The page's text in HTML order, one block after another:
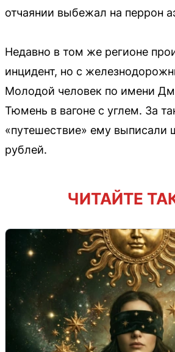
отчаянии выбежал на перрон
Недавно в том же регионе
инцидент, но с
Молодой человек по имени
Тюмень в вагоне с углем. За
«путешествие» ему выписали
рублей.
ЧИТАЙТЕ